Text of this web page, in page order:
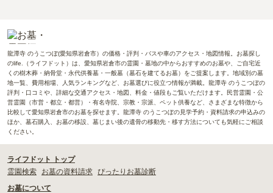
龍潭寺 のうこつぼ(愛知県岩倉市）の価格・評判・バスや車のアクセス・地図情報。お墓探し
のlife.（ライフドット）は、愛知県岩倉市の霊園・墓地の中からおすすめのお墓や、ご自宅近
くの樹木葬・納骨堂・永代供養墓・一般墓（墓石を建てるお墓）をご提案します。地域別の墓
地一覧、費用相場、人気ランキングなど、お墓選びに役立つ情報が満載。龍潭寺 のうこつぼの
評判・口コミや、詳細な交通アクセス・地図、料金・値段もご覧いただけます。民営霊園・公
営霊園（市営・都立・都営）・有名寺院、宗教・宗派、ペット供養など、さまざまな特徴から
比較して愛知県岩倉市のお墓を探せます。龍潭寺 のうこつぼの見学予約・資料請求の申込みの
ほか、墓石購入、お墓の移設、墓じまい後の遺骨の移動先・移す方法についても気軽にご相談
ください。
ライフドット トップ
霊園検索
お墓の資料請求 ぴったりお墓診断
お墓について